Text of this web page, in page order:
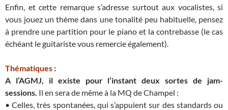
Enfin, et cette remarque s’adresse surtout aux vocalistes, si
vous jouez un thème dans une tonalité peu habituelle, pensez
à prendre une partition pour le piano et la contrebasse (le cas
échéant le guitariste vous remercie également).
Thématiques :
A l’AGMJ, il existe pour l’instant deux sortes de jam-
sessions. Il en sera de même à la MQ de Champel :
• Celles, très spontanées, qui s’appuient sur des standards ou